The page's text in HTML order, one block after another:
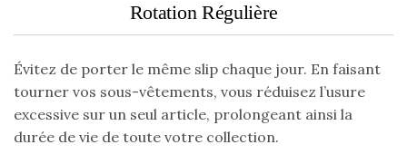
Rotation Régulière
Évitez de porter le même slip chaque jour. En faisant
tourner vos sous-vêtements, vous réduisez l’usure
excessive sur un seul article, prolongeant ainsi la
durée de vie de toute votre collection.